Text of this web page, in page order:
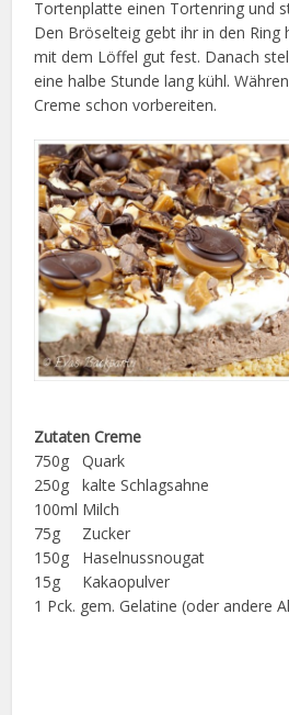
Tortenplatte einen Tortenring und
Den Bröselteig gebt ihr in den Ring
mit dem Löffel gut fest. Danach
eine halbe Stunde lang kühl.
Creme schon vorbereiten.
Zutaten Creme
750g Quark
250g kalte Schlagsahne
100ml Milch
75g Zucker
150g Haselnussnougat
15g Kakaopulver
1 Pck. gem. Gelatine (oder andere